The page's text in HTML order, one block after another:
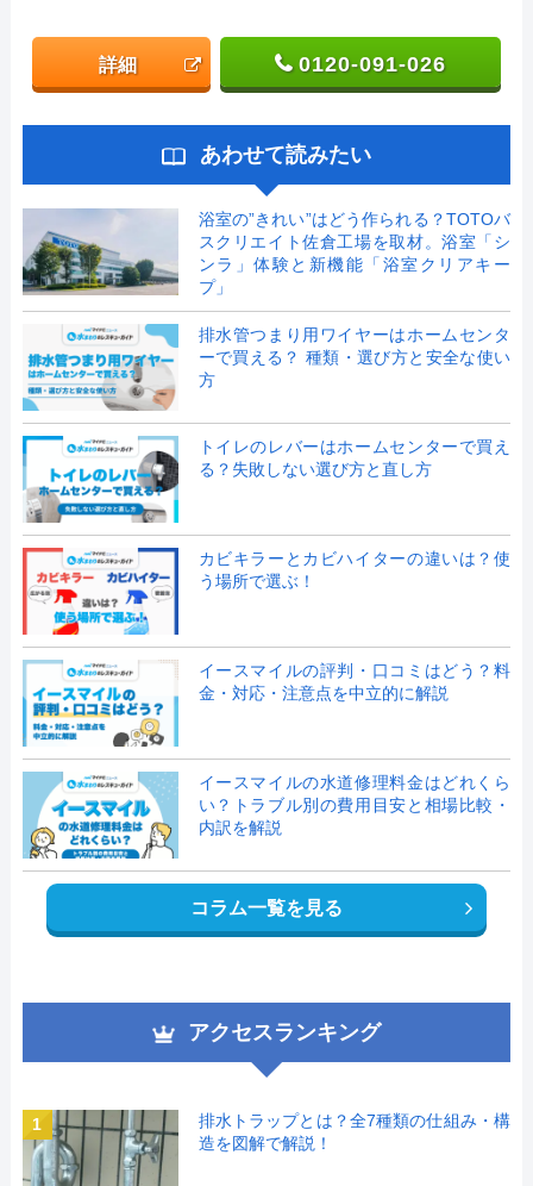
詳細 0120-091-026
あわせて読みたい
浴室の”きれい”はどう作られる？TOTOバ
スクリエイト佐倉工場を取材。浴室「シ
ンラ」体験と新機能「浴室クリアキー
プ」
排水管つまり用ワイヤーはホームセンタ
ーで買える？ 種類・選び方と安全な使い
方
トイレのレバーはホームセンターで買え
る？失敗しない選び方と直し方
カビキラーとカビハイターの違いは？使
う場所で選ぶ！
イースマイルの評判・口コミはどう？料
金・対応・注意点を中立的に解説
イースマイルの水道修理料金はどれくら
い？トラブル別の費用目安と相場比較・
内訳を解説
コラム一覧を見る
アクセスランキング
1
排水トラップとは？全7種類の仕組み・構
造を図解で解説！